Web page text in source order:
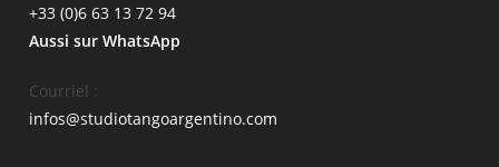
+33 (0)6 63 13 72 94
Aussi sur WhatsApp
Courriel :
infos@studiotangoargentino.com